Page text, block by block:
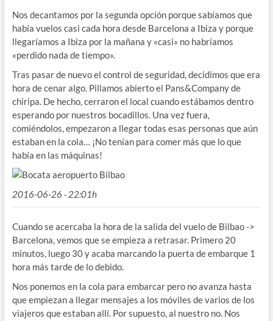
Nos decantamos por la segunda opción porque sabíamos que
había vuelos casi cada hora desde Barcelona a Ibiza y porque
llegaríamos a Ibiza por la mañana y «casi» no habríamos
«perdido nada de tiempo».
Tras pasar de nuevo el control de seguridad, decidimos que era
hora de cenar algo. Pillamos abierto el Pans&Company de
chiripa. De hecho, cerraron el local cuando estábamos dentro
esperando por nuestros bocadillos. Una vez fuera,
comiéndolos, empezaron a llegar todas esas personas que aún
estaban en la cola… ¡No tenían para comer más que lo que
había en las máquinas!
2016-06-26 · 22:01h
Cuando se acercaba la hora de la salida del vuelo de Bilbao ->
Barcelona, vemos que se empieza a retrasar. Primero 20
minutos, luego 30 y acaba marcando la puerta de embarque 1
hora más tarde de lo debido.
Nos ponemos en la cola para embarcar pero no avanza hasta
que empiezan a llegar mensajes a los móviles de varios de los
viajeros que estaban allí. Por supuesto, al nuestro no. Nos